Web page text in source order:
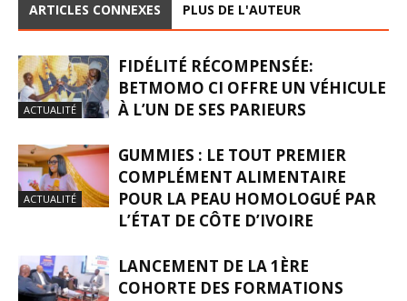
ARTICLES CONNEXES PLUS DE L'AUTEUR
ACTUALITÉ
FIDÉLITÉ RÉCOMPENSÉE:
BETMOMO CI OFFRE UN VÉHICULE
À L’UN DE SES PARIEURS
ACTUALITÉ
GUMMIES : LE TOUT PREMIER
COMPLÉMENT ALIMENTAIRE
POUR LA PEAU HOMOLOGUÉ PAR
L’ÉTAT DE CÔTE D’IVOIRE
LANCEMENT DE LA 1ÈRE
COHORTE DES FORMATIONS